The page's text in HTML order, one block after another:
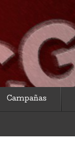
Campañas